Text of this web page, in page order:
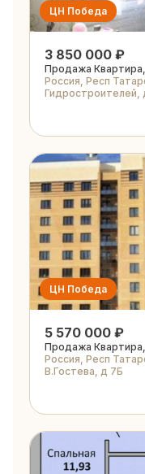
ЦН Победа
3 850 000 ₽
Продажа
Россия, Респ
Гидростроителей,
ЦН Победа
5 570 000 ₽
Продажа
Россия, Респ
В.Гостева, д 7Б